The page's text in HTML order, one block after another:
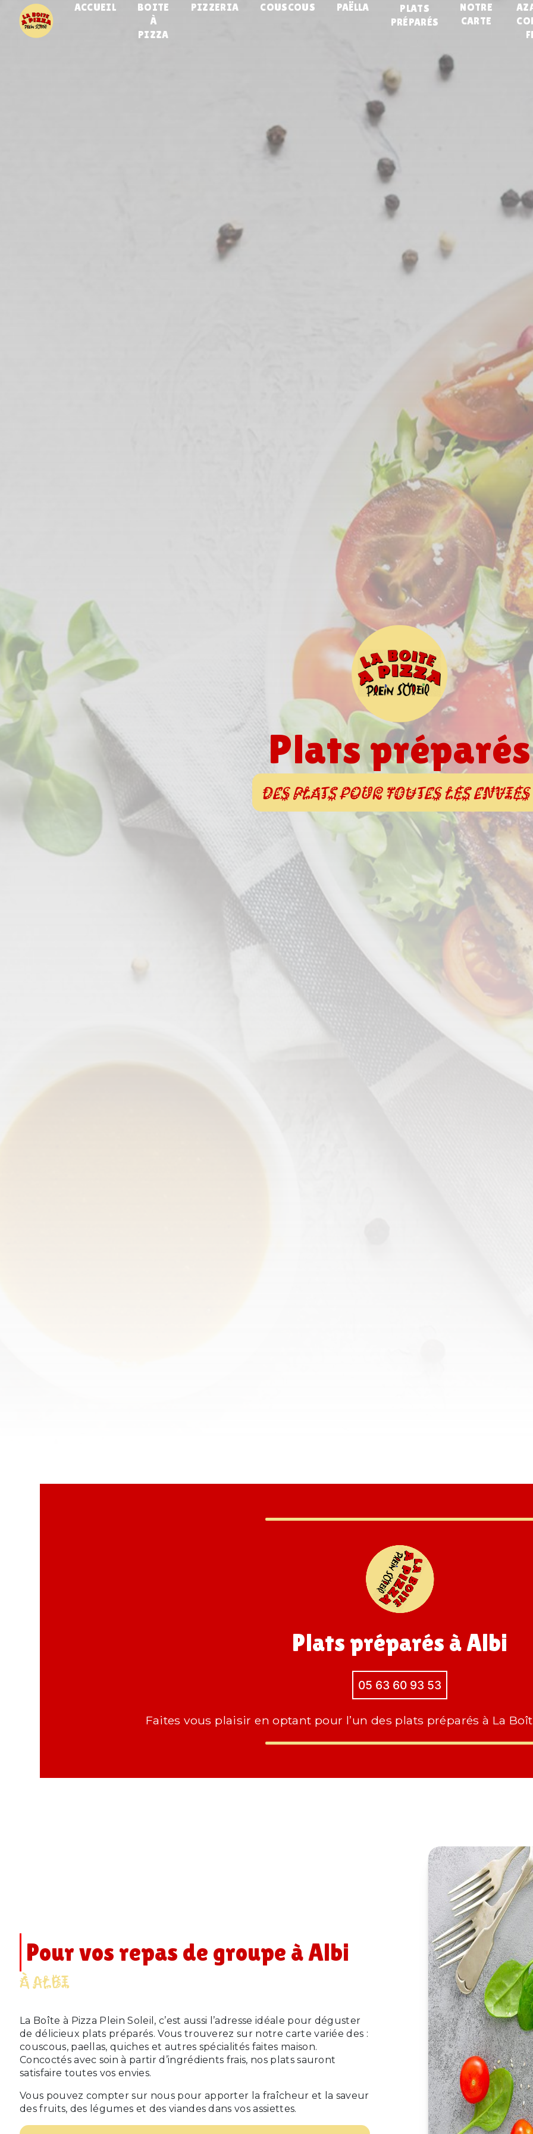
ACCUEIL
BOITE
À
PIZZA
PIZZERIA COUSCOUS PAËLLA
PLATS
PRÉPARÉS
NOTRE
CARTE
Plats préparés
Des plats pour toutes les envies
Plats préparés à Albi
05 63 60 93 53
Faites vous plaisir en optant pour l’un des plats préparés à La
Pour vos repas de groupe à Albi
À ALBI
La Boîte à Pizza Plein Soleil, c’est aussi l’adresse idéale pour déguster
de délicieux plats préparés. Vous trouverez sur notre carte variée des :
couscous, paellas, quiches et autres spécialités faites maison.
Concoctés avec soin à partir d’ingrédients frais, nos plats sauront
satisfaire toutes vos envies.
Vous pouvez compter sur nous pour apporter la fraîcheur et la saveur
des fruits, des légumes et des viandes dans vos assiettes.
Panneau de gestion des cookies